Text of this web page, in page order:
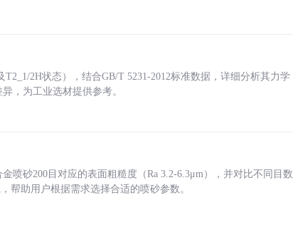
2H状态），结合GB/T 5231-2012标准数据，详细分析其力学
，为工业选材提供参考。
喷砂200目对应的表面粗糙度（Ra 3.2-6.3μm），并对比不同目数
帮助用户根据需求选择合适的喷砂参数。